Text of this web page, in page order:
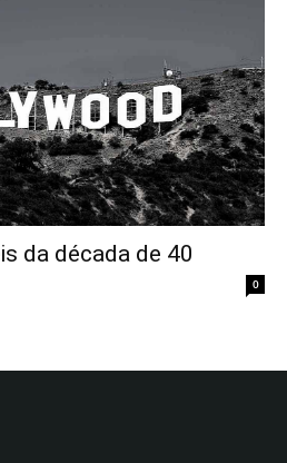
da década de 40
0